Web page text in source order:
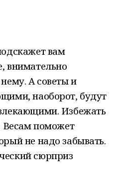
вам
внимательно
А советы и
наоборот, будут
Избежать
поможет
не надо забывать.
сюрприз